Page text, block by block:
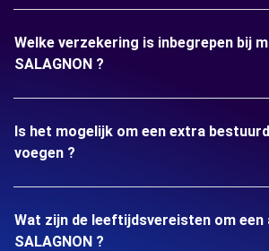
Welke verzekering is inbegrepen bij
SALAGNON ?
Is het mogelijk om een extra
voegen ?
Wat zijn de leeftijdsvereisten om een
SALAGNON ?